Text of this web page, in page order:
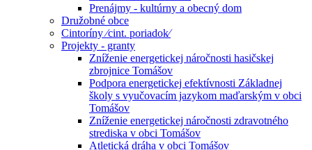
Prenájmy - kultúrny a obecný dom
Družobné obce
Cintoríny ⁄cint. poriadok⁄
Projekty - granty
Zníženie energetickej náročnosti hasičskej
zbrojnice Tomášov
Podpora energetickej efektívnosti Základnej
školy s vyučovacím jazykom maďarským v obci
Tomášov
Zníženie energetickej náročnosti zdravotného
strediska v obci Tomášov
Atletická dráha v obci Tomášov